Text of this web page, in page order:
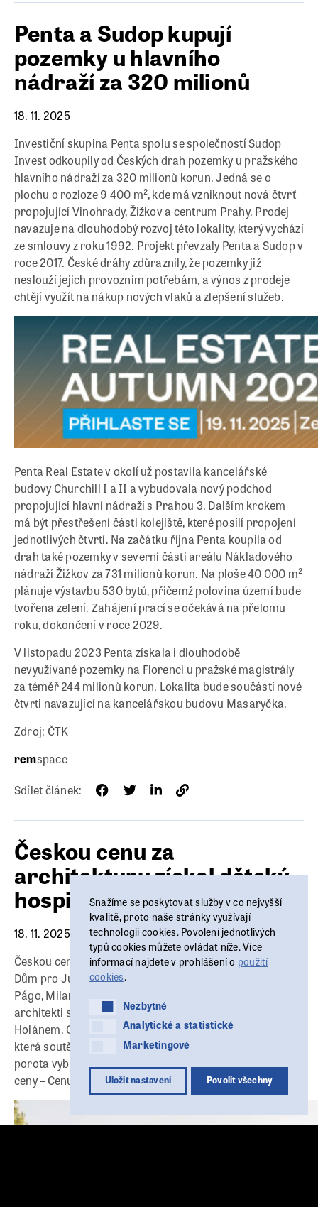
Penta a Sudop kupují
pozemky u hlavního
nádraží za 320 milionů
18. 11. 2025
Investiční skupina Penta spolu se společností Sudop
Invest odkoupily od Českých drah pozemky u pražského
hlavního nádraží za 320 milionů korun. Jedná se o
plochu o rozloze 9 400 m², kde má vzniknout nová čtvrť
propojující Vinohrady, Žižkov a centrum Prahy. Prodej
navazuje na dlouhodobý rozvoj této lokality, který vychází
ze smlouvy z roku 1992. Projekt převzaly Penta a Sudop v
roce 2017. České dráhy zdůraznily, že pozemky již
neslouží jejich provozním potřebám, a výnos z prodeje
chtějí využít na nákup nových vlaků a zlepšení služeb.
Penta Real Estate v okolí už postavila kancelářské
budovy Churchill I a II a vybudovala nový podchod
propojující hlavní nádraží s Prahou 3. Dalším krokem
má být přestřešení části kolejiště, které posílí propojení
jednotlivých čtvrtí. Na začátku října Penta koupila od
drah také pozemky v severní části areálu Nákladového
nádraží Žižkov za 731 milionů korun. Na ploše 40 000 m²
plánuje výstavbu 530 bytů, přičemž polovina území bude
tvořena zelení. Zahájení prací se očekává na přelomu
roku, dokončení v roce 2029.
V listopadu 2023 Penta získala i dlouhodobě
nevyužívané pozemky na Florenci u pražské magistrály
za téměř 244 milionů korun. Lokalita bude součástí nové
čtvrti navazující na kancelářskou budovu Masaryčka.
Zdroj: ČTK
remspace
Sdílet článek:
Českou cenu za
architekturu získal dětský
hospic Dům pro Julii
18. 11. 2025
Českou cenu za architekturu 2025 získal dětský hospic
Dům pro Julii. Autory projektu jsou architekti Tomáš
Págo, Milan Joja a Karel Kubza z ateliéru Čtyřstěn
architekti spolu s krajinářským architektem Markem
Holánem. Ocenění udělila Česká komora architektů,
která soutěž každoročně pořádá. Kromě hlavního vítěze
porota vybrala také pět finalistů a udělila dvě zvláštní
ceny – Cenu Aleny Šrámkové a čestné uznání.
Snažíme se poskytovat služby v co nejvyšší
kvalitě, proto naše stránky využívají
technologii cookies. Povolení jednotlivých
typů cookies můžete ovládat níže. Více
informací najdete v prohlášení o použití
cookies.
NezbytnéNezbytné
Analytické a statistické
Analytické a statistické
Marketingové
Marketingové
Uložit nastavení Povolit všechny